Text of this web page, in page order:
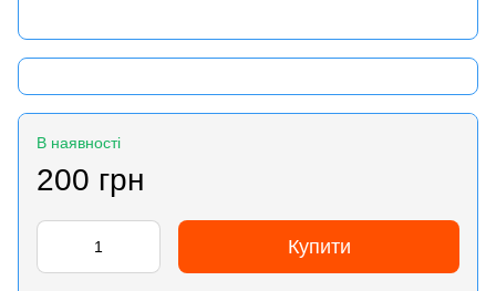
В наявності
200 грн
Купити